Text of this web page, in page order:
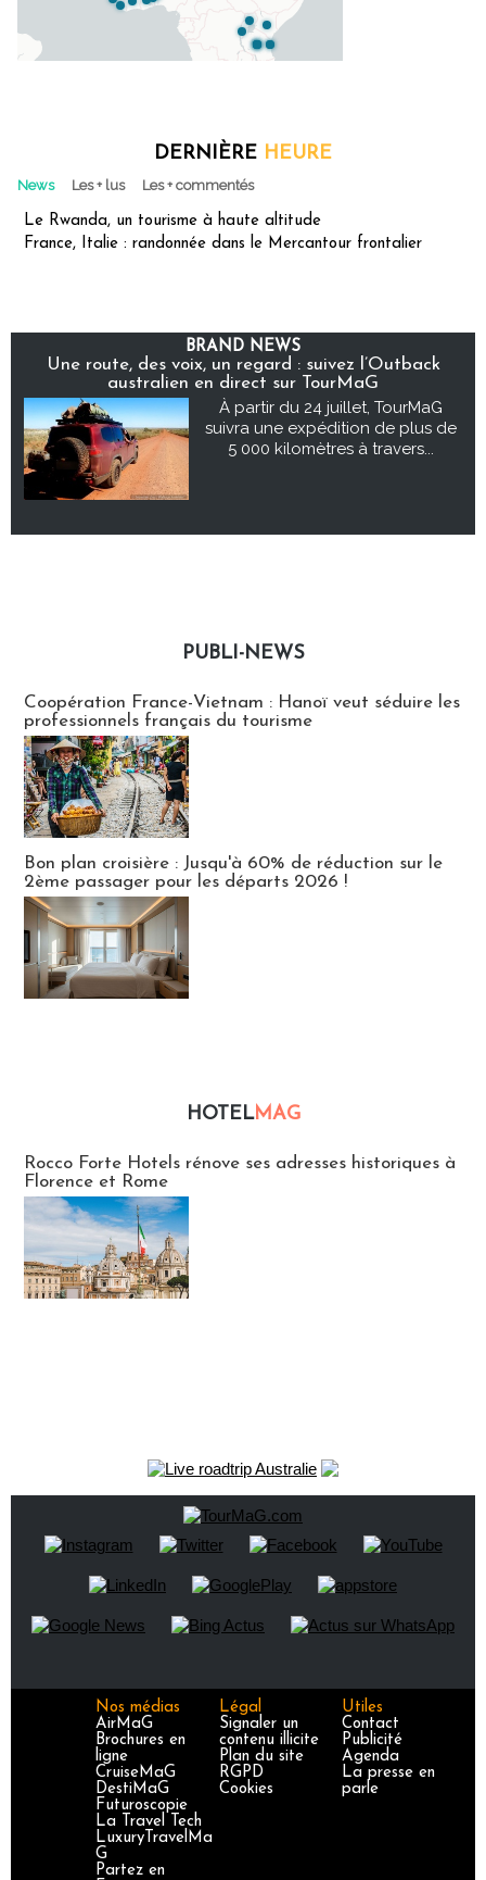
DERNIÈRE HEURE
News Les + lus Les + commentés
Le Rwanda, un tourisme à haute altitude
France, Italie : randonnée dans le Mercantour frontalier
BRAND NEWS
Une route, des voix, un regard : suivez l’Outback
australien en direct sur TourMaG
À partir du 24 juillet, TourMaG
suivra une expédition de plus de
5 000 kilomètres à travers...
PUBLI-NEWS
Coopération France-Vietnam : Hanoï veut séduire les
professionnels français du tourisme
Bon plan croisière : Jusqu'à 60% de réduction sur le
2ème passager pour les départs 2026 !
HOTELMAG
Rocco Forte Hotels rénove ses adresses historiques à
Florence et Rome
Nos médias
AirMaG
Brochures en
ligne
CruiseMaG
DestiMaG
Futuroscopie
La Travel Tech
LuxuryTravelMa
G
Partez en
Légal
Signaler un
contenu illicite
Plan du site
RGPD
Cookies
Utiles
Contact
Publicité
Agenda
La presse en
parle